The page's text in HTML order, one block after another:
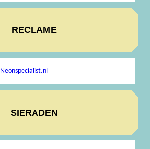
RECLAME
Neonspecialist.nl
SIERADEN